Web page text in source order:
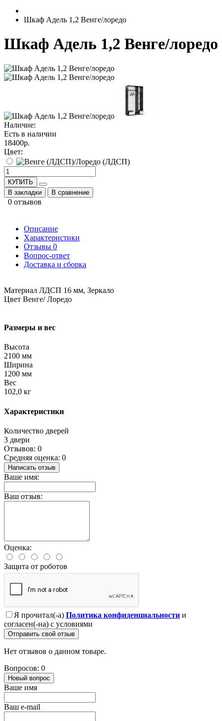
Шкаф Адель 1,2 Венге/лоредо
Шкаф Адель 1,2 Венге/лоредо
Наличие:
Есть в наличии
18400р.
Цвет:
КУПИТЬ
В закладки
В сравнение
0 отзывов
Описание
Характеристики
Отзывы 0
Вопрос-ответ
Доставка и сборка
Материал ЛДСП 16 мм, Зеркало
Цвет Венге/ Лоредо
Размеры и вес
Высота
2100 мм
Ширина
1200 мм
Вес
102,0 кг
Характеристики
Количество дверей
3 двери
Отзывов: 0
Средняя оценка: 0
Написать отзыв
Ваше имя:
Ваш отзыв:
Оценка:
Защита от роботов
Я прочитал(-а) Политика конфиденциальности и
согласен(-на) с условиями
Отправить свой отзыв
Нет отзывов о данном товаре.
Вопросов: 0
Новый вопрос
Ваше имя
Ваш e-mail